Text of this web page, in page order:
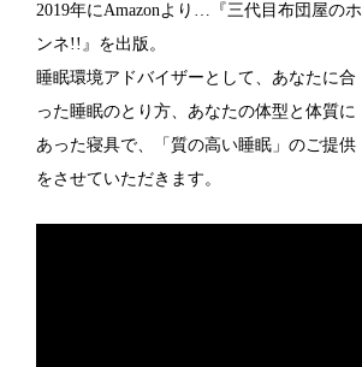
2019年にAmazonより…『三代目布団屋のホ
ンネ!!』を出版。
睡眠環境アドバイザーとして、あなたに合
った睡眠のとり方、あなたの体型と体質に
あった寝具で、「質の高い睡眠」のご提供
をさせていただきます。